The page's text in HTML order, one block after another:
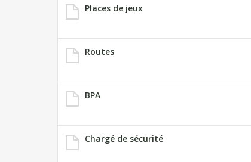
Places de jeux
Routes
BPA
Chargé de sécurité